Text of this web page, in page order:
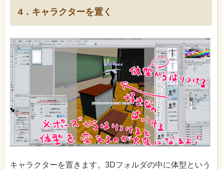
4．キャラクターを置く
キャラクターを置きます。3Dフォルダの中に体型という